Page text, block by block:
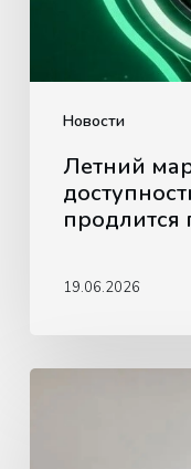
Новости
продлится
по
Летний
продлится
19.06.2026